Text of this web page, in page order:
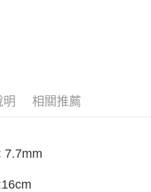
明 相關推薦
7.7mm